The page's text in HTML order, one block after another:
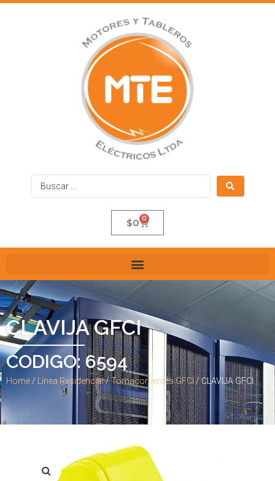
$0 0
CLAVIJA GFCI
CODIGO: 6594
Home / Línea Residencial/Tomacorrientes GFCI/ CLAVIJA GFCI